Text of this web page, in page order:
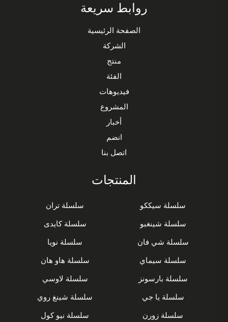
روابط سريعة
الصفحة الرئيسية
الشركة
منتج
الفئة
فيديوهات
المشروع
أخبار
انضم
اتصل بنا
المنتجات
سلسلة سيككو
سلسلة تران
سلسلة شينغبو
سلسلة كايدى
سلسلة شي فان
سلسلة نويا
سلسلة سيماي
سلسلة هاو هان
سلسلة بارسونز
سلسلة لاوسي
سلسلة يا جي
سلسلة شينغ روي
سلسلة زورن
سلسلة نيو كول